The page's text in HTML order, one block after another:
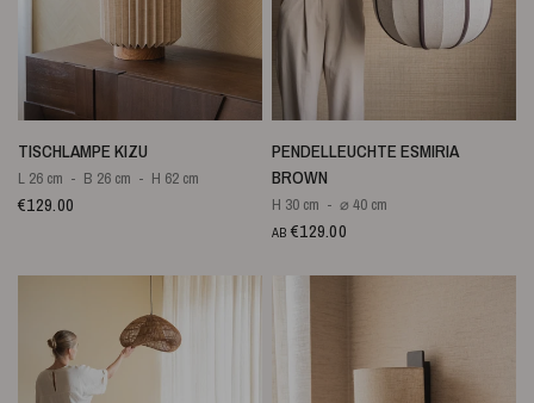
SCHNELLANSICHT
TISCHLAMPE KIZU
L 26 cm B 26 cm H 62 cm
€129.00
SCHNELLANSICHT
PENDELLEUCHTE ESMIRIA
BROWN
H 30 cm ⌀ 40 cm
AB €129.00